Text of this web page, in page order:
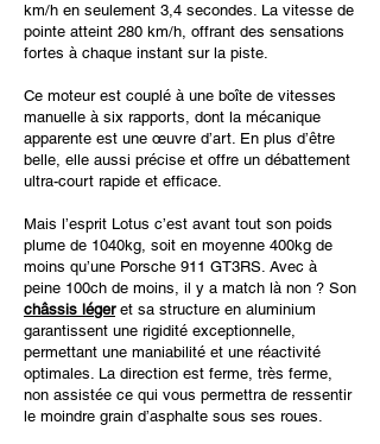
km/h en seulement 3,4 secondes. La vitesse de
pointe atteint 280 km/h, offrant des sensations
fortes à chaque instant sur la piste.
Ce moteur est couplé à une boîte de vitesses
manuelle à six rapports, dont la mécanique
apparente est une œuvre d’art. En plus d’être
belle, elle aussi précise et offre un débattement
ultra-court rapide et efficace.
Mais l’esprit Lotus c’est avant tout son poids
plume de 1040kg, soit en moyenne 400kg de
moins qu’une Porsche 911 GT3RS. Avec à
peine 100ch de moins, il y a match là non ? Son
châssis légeret sa structure en aluminium
garantissent une rigidité exceptionnelle,
permettant une maniabilité et une réactivité
optimales. La direction est ferme, très ferme,
non assistée ce qui vous permettra de ressentir
le moindre grain d’asphalte sous ses roues.